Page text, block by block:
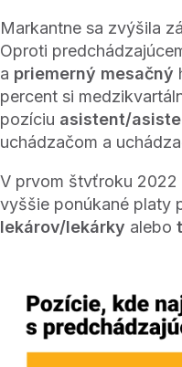
Markantne sa zvýšila
Oproti
a priemerný mesačný
percent si
pozíciu asistent/
uchádzačom a
V prvom štvťroku 2022
vyššie ponúkané platy
lekárov/lekárky alebo